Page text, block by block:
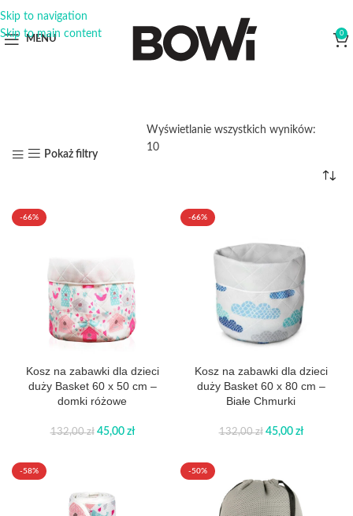
Skip to navigation
Skip to main content
MENU
0
Pokaż filtry
Wyświetlanie wszystkich wyników:
10
-66%
Kosz na zabawki dla dzieci
duży Basket 60 x 50 cm –
domki różowe
132,00zł 45,00 zł
-66%
Kosz na zabawki dla dzieci
duży Basket 60 x 80 cm –
Białe Chmurki
132,00zł 45,00 zł
-58% -50%